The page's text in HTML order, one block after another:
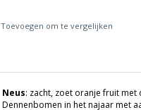
Toevoegen om te vergelijken
Neus: zacht, zoet oranje fruit
Dennenbomen in het najaar met